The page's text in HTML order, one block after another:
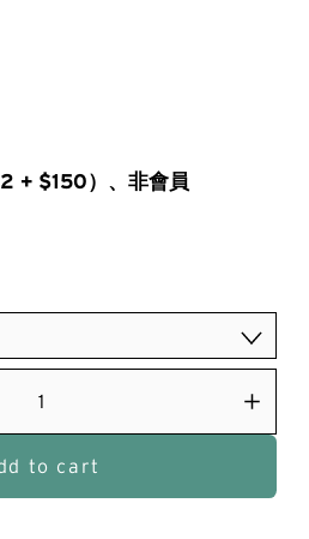
+ $150）、非會員
to cart